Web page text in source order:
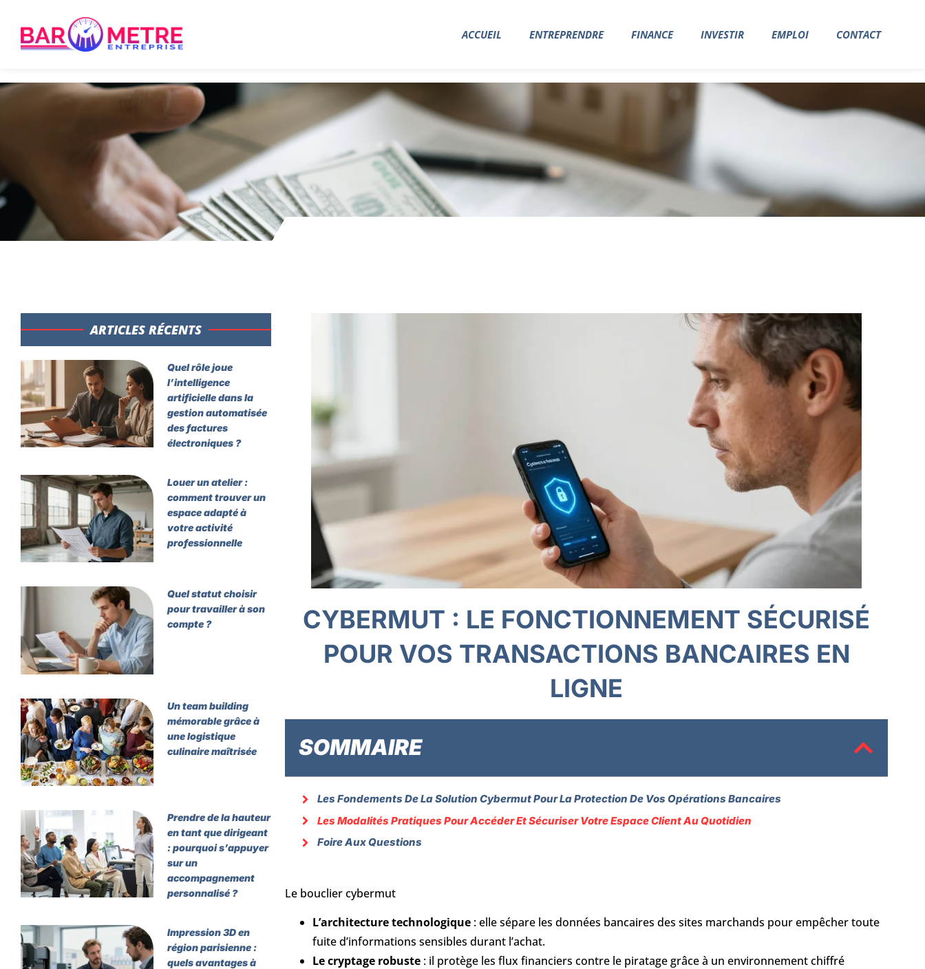
ACCUEIL ENTREPRENDRE FINANCE INVESTIR EMPLOI CONTACT
ARTICLES RÉCENTS​
Quel rôle joue
l’intelligence
artificielle dans la
gestion automatisée
des factures
électroniques ?
Louer un atelier :
comment trouver un
espace adapté à
votre activité
professionnelle
Quel statut choisir
pour travailler à son
compte ?
Un team building
mémorable grâce à
une logistique
culinaire maîtrisée
Prendre de la hauteur
en tant que dirigeant
: pourquoi s’appuyer
sur un
accompagnement
personnalisé ?
Impression 3D en
région parisienne :
quels avantages à
CYBERMUT : LE FONCTIONNEMENT SÉCURISÉ
POUR VOS TRANSACTIONS BANCAIRES EN
LIGNE
SOMMAIRE
Les Fondements De La Solution Cybermut Pour La Protection De Vos Opérations Bancaires
Les Modalités Pratiques Pour Accéder Et Sécuriser Votre Espace Client Au Quotidien
Foire Aux Questions
Le bouclier cybermut
L’architecture technologique : elle sépare les données bancaires des sites marchands pour empêcher toute
fuite d’informations sensibles durant l’achat.
Le cryptage robuste : il protège les flux financiers contre le piratage grâce à un environnement chiffré